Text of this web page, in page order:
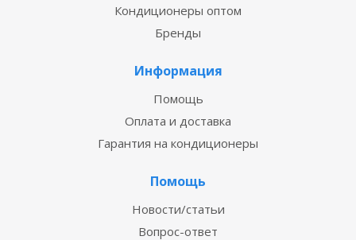
Кондиционеры оптом
Бренды
Информация
Помощь
Оплата и доставка
Гарантия на кондиционеры
Помощь
Новости/статьи
Вопрос-ответ